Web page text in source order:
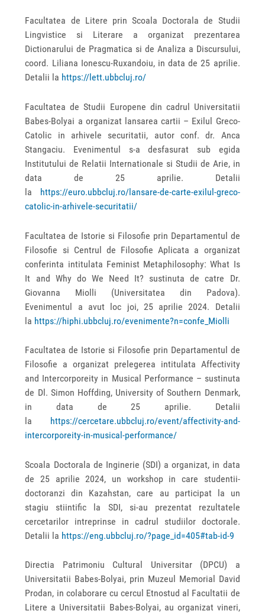
Facultatea de Litere prin Scoala Doctorala de Studii
Lingvistice si Literare a organizat prezentarea
Dictionarului de Pragmatica si de Analiza a Discursului,
coord. Liliana Ionescu-Ruxandoiu, in data de 25 aprilie.
Detalii la https://lett.ubbcluj.ro/
Facultatea de Studii Europene din cadrul Universitatii
Babes-Bolyai a organizat lansarea cartii – Exilul Greco-
Catolic in arhivele securitatii, autor conf. dr. Anca
Stangaciu. Evenimentul s-a desfasurat sub egida
Institutului de Relatii Internationale si Studii de Arie, in
data de 25 aprilie. Detalii
la https://euro.ubbcluj.ro/lansare-de-carte-exilul-greco-
catolic-in-arhivele-securitatii/
Facultatea de Istorie si Filosofie prin Departamentul de
Filosofie si Centrul de Filosofie Aplicata a organizat
conferinta intitulata Feminist Metaphilosophy: What Is
It and Why do We Need It? sustinuta de catre Dr.
Giovanna Miolli (Universitatea din Padova).
Evenimentul a avut loc joi, 25 aprilie 2024. Detalii
la https://hiphi.ubbcluj.ro/evenimente?n=confe_Miolli
Facultatea de Istorie si Filosofie prin Departamentul de
Filosofie a organizat prelegerea intitulata Affectivity
and Intercorporeity in Musical Performance – sustinuta
de Dl. Simon Hoffding, University of Southern Denmark,
in data de 25 aprilie. Detalii
la
https://cercetare.ubbcluj.ro/event/affectivity-and-
intercorporeity-in-musical-performance/
Scoala Doctorala de Inginerie (SDI) a organizat, in data
de 25 aprilie 2024, un workshop in care studentii-
doctoranzi din Kazahstan, care au participat la un
stagiu stiintific la SDI, si-au prezentat rezultatele
cercetarilor intreprinse in cadrul studiilor doctorale.
Detalii la https://eng.ubbcluj.ro/?page_id=405#tab-id-9
Directia Patrimoniu Cultural Universitar (DPCU) a
Universitatii Babes-Bolyai, prin Muzeul Memorial David
Prodan, in colaborare cu cercul Etnostud al Facultatii de
Litere a Universitatii Babes-Bolyai, au organizat vineri,